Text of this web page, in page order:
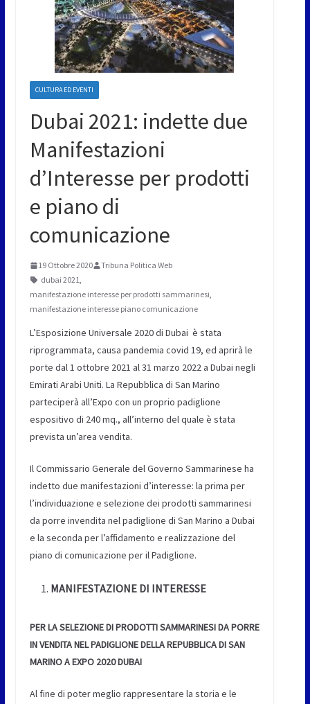
CULTURA ED EVENTI
Dubai 2021: indette due
Manifestazioni
d’Interesse per prodotti
e piano di
comunicazione
19 Ottobre 2020
Tribuna Politica Web
dubai 2021,
manifestazione interesse per prodotti sammarinesi,
manifestazione interesse piano comunicazione
L’Esposizione Universale 2020 di Dubai è stata
riprogrammata, causa pandemia covid 19, ed aprirà le
porte dal 1 ottobre 2021 al 31 marzo 2022 a Dubai negli
Emirati Arabi Uniti. La Repubblica di San Marino
parteciperà all’Expo con un proprio padiglione
espositivo di 240 mq., all’interno del quale è stata
prevista un’area vendita.
Il Commissario Generale del Governo Sammarinese ha
indetto due manifestazioni d’interesse: la prima per
l’individuazione e selezione dei prodotti sammarinesi
da porre invendita nel padiglione di San Marino a Dubai
e la seconda per l’affidamento e realizzazione del
piano di comunicazione per il Padiglione.
MANIFESTAZIONE DI INTERESSE
PER LA SELEZIONE DI PRODOTTI SAMMARINESI DA PORRE
IN VENDITA NEL PADIGLIONE DELLA REPUBBLICA DI SAN
MARINO A EXPO 2020 DUBAI
Al fine di poter meglio rappresentare la storia e le